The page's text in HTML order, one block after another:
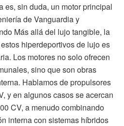
es, sin duda, un motor principal
de Vanguardia y
Más allá del lujo tangible, la
hiperdeportivos de lujo es
Los motores no solo ofrecen
sino que son obras
Hablamos de propulsores
y en algunos casos se acercan
CV, a menudo combinando
interna con sistemas híbridos